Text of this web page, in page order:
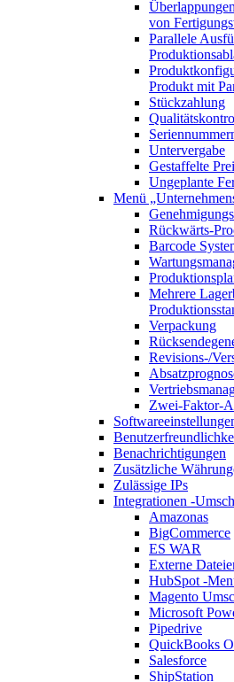
von
Parallele
Produkt mit
Stückzahlung
Untervergabe
Gestaffelte
Ungeplante
Menü
Rückwärts-
Barcode
Mehrere
Verpackung
Revisions-/
Zwei-Faktor-
Benachrichtigungen
Zusätzliche
Zulässige IPs
Integrationen -
Amazonas
BigCommerce
ES WAR
Externe
HubSpot -
Magento
Microsoft
Pipedrive
QuickBooks
Salesforce
ShipStation